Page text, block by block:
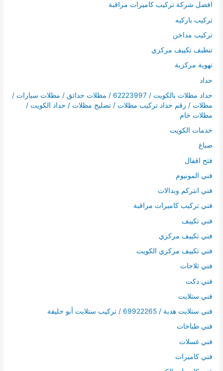
افضل شركة تركيب كاميرات مراقبة
تركيب باركيه
تركيب مداخن
تنظيف تكييف مركزي
تهوية مركزية
حداد
حداد مظلات بالكويت / 62223997 / مظلات حدائق / مظلات سيارات /
مظلات / رقم حداد تركيب مظلات / تصليح مظلات / حداد الكويت /
مظلات خام
خدمات الكويت
صباغ
فتح اقفال
فني المونيوم
فني انتركم وبدالات
فني تركيب كاميرات مراقبة
فني تكييف
فني تكييف مركزي
فني تكييف مركزي الكويت
فني ثلاجات
فني دكت
فني ستلايت
فني ستلايت هدية / 69922265 / تركيب ستلايت أبو حليفة
فني طباخات
فني غسلات
فني كاميرات